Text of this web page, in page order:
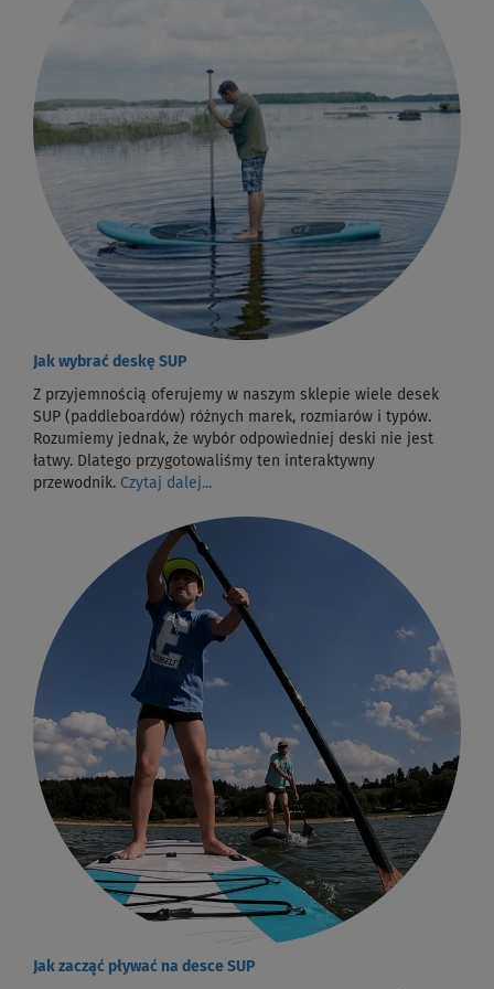
Jak wybrać deskę SUP
Z przyjemnością oferujemy w naszym sklepie wiele desek
SUP (paddleboardów) różnych marek, rozmiarów i typów.
Rozumiemy jednak, że wybór odpowiedniej deski nie jest
łatwy. Dlatego przygotowaliśmy ten interaktywny
przewodnik. Czytaj dalej...
Jak zacząć pływać na desce SUP